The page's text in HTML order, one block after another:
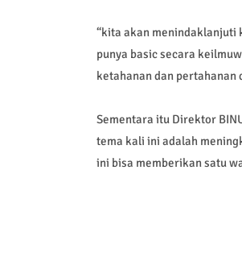
“kita akan menindaklanjuti
punya basic secara
ketahanan dan pertahanan
Sementara itu Direktor
tema kali ini adalah
ini bisa memberikan satu